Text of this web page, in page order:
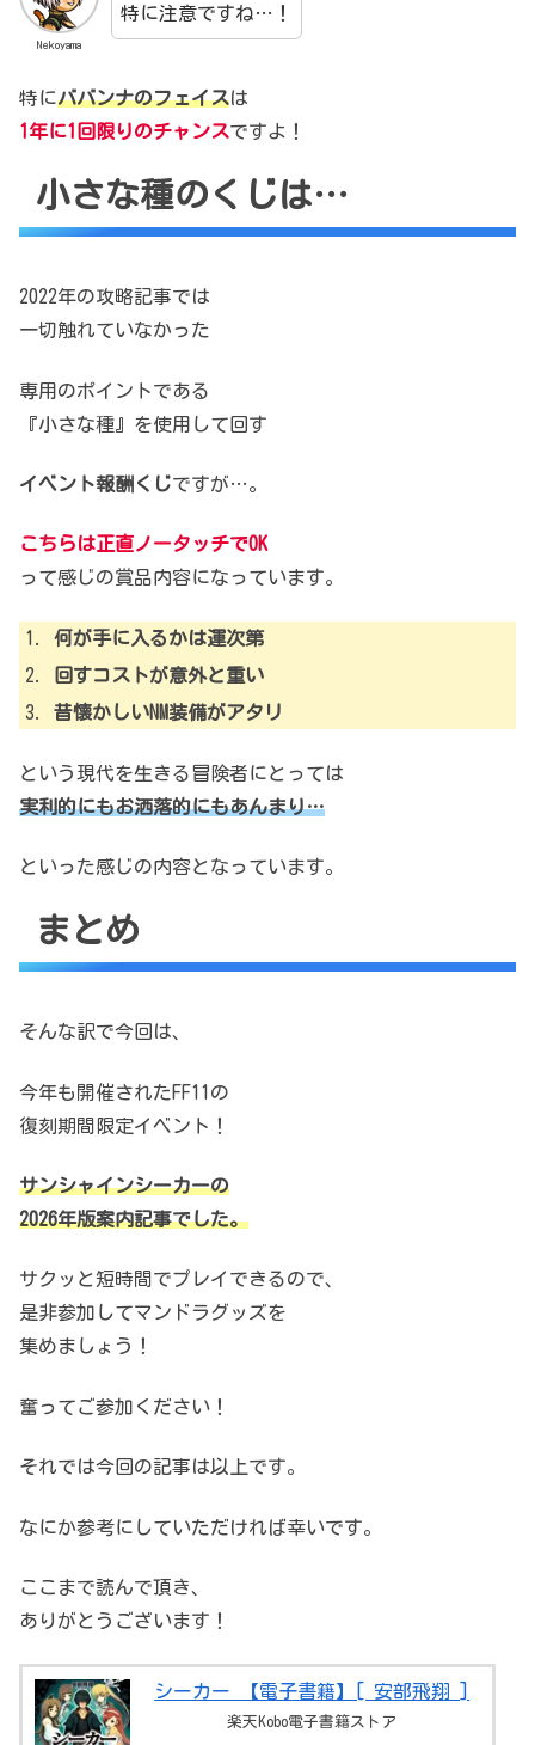
Nekoyama
特に注意ですね…！
特にババンナのフェイスは
1年に1回限りのチャンスですよ！
小さな種のくじは…
2022年の攻略記事では
一切触れていなかった
専用のポイントである
『小さな種』を使用して回す
イベント報酬くじですが…。
こちらは正直ノータッチでOK
って感じの賞品内容になっています。
何が手に入るかは運次第
回すコストが意外と重い
昔懐かしいNM装備がアタリ
という現代を生きる冒険者にとっては
実利的にもお洒落的にもあんまり…
といった感じの内容となっています。
まとめ
そんな訳で今回は、
今年も開催されたFF11の
復刻期間限定イベント！
サンシャインシーカーの
2026年版案内記事でした。
サクッと短時間でプレイできるので、
是非参加してマンドラグッズを
集めましょう！
奮ってご参加ください！
それでは今回の記事は以上です。
なにか参考にしていただければ幸いです。
ここまで読んで頂き、
ありがとうございます！
シーカー 【電子書籍】[ 安部飛翔 ]
楽天Kobo電子書籍ストア